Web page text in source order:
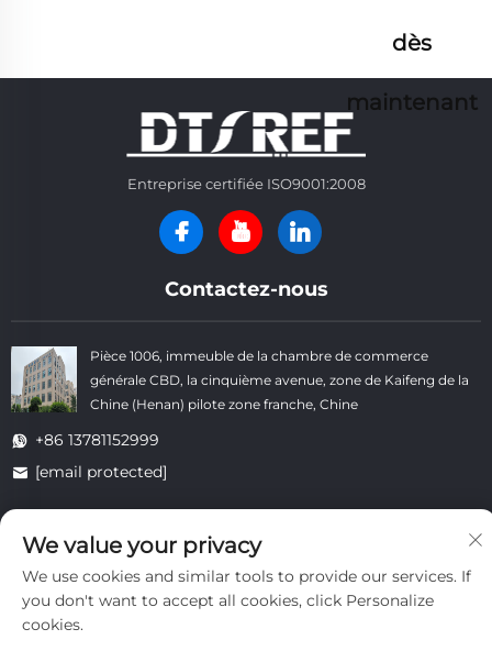
dès
maintenant
Entreprise certifiée ISO9001:2008
Contactez-nous
Pièce 1006, immeuble de la chambre de commerce
générale CBD, la cinquième avenue, zone de Kaifeng de la
Chine (Henan) pilote zone franche, Chine
+86 13781152999
[email protected]
Droits d'auteur © Kaifeng Datong Refractories Co., Ltd Tous droits
réservés. - Politique de confidentialité - Blogue
We value your privacy
We use cookies and similar tools to provide our services. If
you don't want to accept all cookies, click Personalize
cookies.